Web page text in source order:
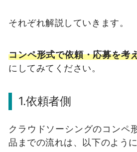
それぞれ解説していきます。
コンペ形式で依頼・応募を考
にしてみてください。
1.依頼者側
クラウドソーシングのコンペ
品までの流れは、以下のように